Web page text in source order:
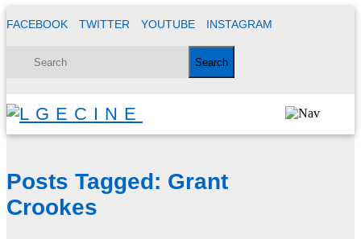
FACEBOOK TWITTER YOUTUBE INSTAGRAM
Posts Tagged: Grant
Crookes